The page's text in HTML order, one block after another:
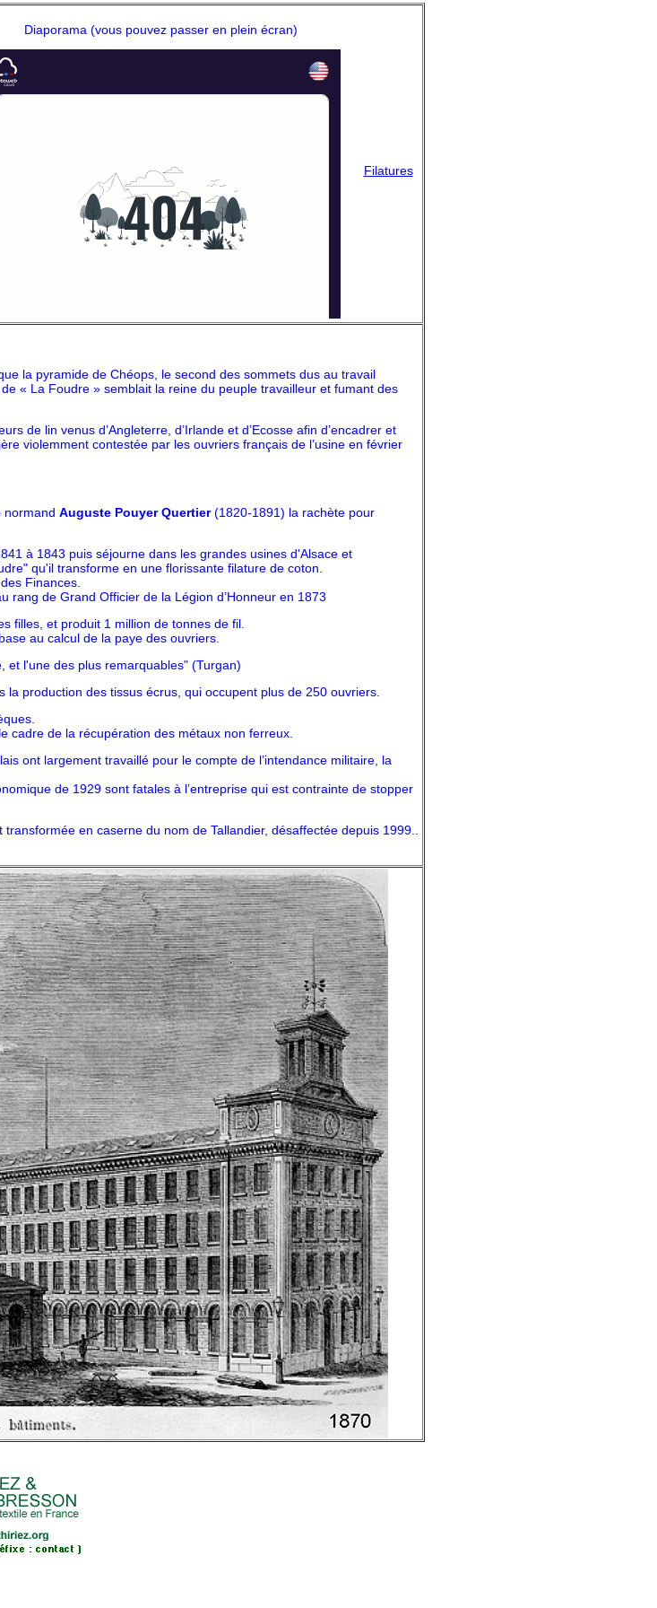
Diaporama (vous pouvez passer en plein écran)
Filatures
la pyramide de Chéops, le second des sommets dus au travail
« La Foudre » semblait la reine du peuple travailleur et fumant des
de lin venus d’Angleterre, d’Irlande et d’Ecosse afin d’encadrer et
violemment contestée par les ouvriers français de l’usine en février
normand Auguste Pouyer Quertier(1820-1891) la rachète pour
à 1843 puis séjourne dans les grandes usines d'Alsace et
qu'il transforme en une florissante filature de coton.
Finances.
de Grand Officier de la Légion d’Honneur en 1873
filles, et produit 1 million de tonnes de fil.
au calcul de la paye des ouvriers.
et l'une des plus remarquables" (Turgan)
production des tissus écrus, qui occupent plus de 250 ouvriers.
cadre de la récupération des métaux non ferreux.
ont largement travaillé pour le compte de l’intendance militaire, la
de 1929 sont fatales à l’entreprise qui est contrainte de stopper
en caserne du nom de Tallandier, désaffectée depuis 1999..